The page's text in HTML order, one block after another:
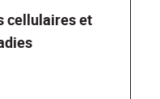
cellulaires et